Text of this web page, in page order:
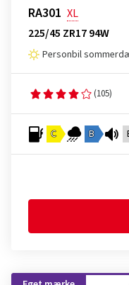
RA301 XL
225/45 ZR17 94W
Personbil
(105)
C B